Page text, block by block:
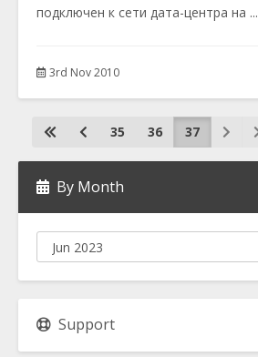
подключен к сети дата-центра на ...
3rd Nov 2010
35 36 37
By Month
Support